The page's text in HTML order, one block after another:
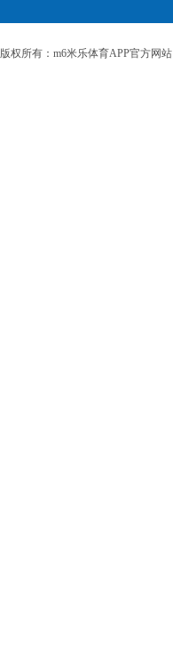
版权所有：m6米乐体育APP官方网站